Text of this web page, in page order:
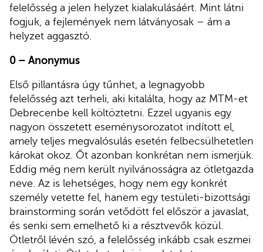
felelősség a jelen helyzet kialakulásáért. Mint látni
fogjuk, a fejlemények nem látványosak – ám a
helyzet aggasztó.
0 – Anonymus
Első pillantásra úgy tűnhet, a legnagyobb
felelősség azt terheli, aki kitalálta, hogy az MTM-et
Debrecenbe kell költöztetni. Ezzel ugyanis egy
nagyon összetett eseménysorozatot indított el,
amely teljes megvalósulás esetén felbecsülhetetlen
károkat okoz. Őt azonban konkrétan nem ismerjük.
Eddig még nem került nyilvánosságra az ötletgazda
neve. Az is lehetséges, hogy nem egy konkrét
személy vetette fel, hanem egy testületi-bizottsági
brainstorming során vetődött fel először a javaslat,
és senki sem emelhető ki a résztvevők közül.
Ötletről lévén szó, a felelősség inkább csak eszmei